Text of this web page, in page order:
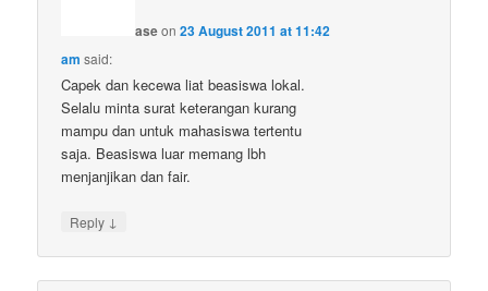
aseon23 August 2011 at 11:42
am said:
Capek dan kecewa liat beasiswa lokal.
Selalu minta surat keterangan kurang
mampu dan untuk mahasiswa tertentu
saja. Beasiswa luar memang lbh
menjanjikan dan fair.
Reply ↓